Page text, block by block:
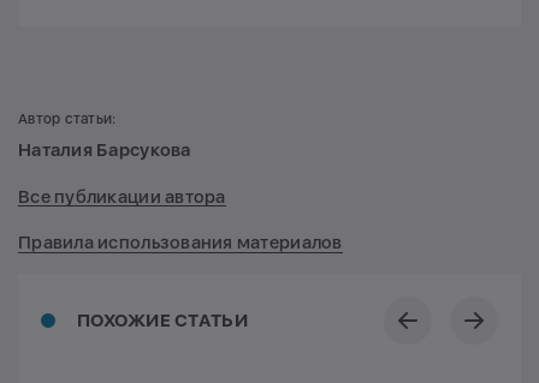
ПОХОЖИЕ СТАТЬИ
Автор статьи:
Наталия Барсукова
Все публикации автора
Правила использования материалов